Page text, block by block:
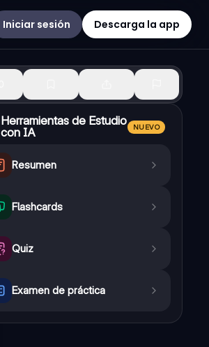
Iniciar sesión Descarga la app
Herramientas de Estudio
con IA
NUEVO
Resumen
Flashcards
Quiz
Examen de práctica